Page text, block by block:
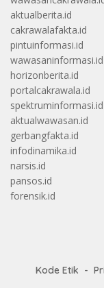
aktualberita.id
cakrawalafakta.id
pintuinformasi.id
wawasaninformasi.id
horizonberita.id
portalcakrawala.id
spektruminformasi.id
aktualwawasan.id
gerbangfakta.id
infodinamika.id
narsis.id
pansos.id
forensik.id
Kode Etik